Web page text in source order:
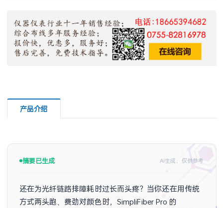
产品介绍
摘要已生成 AI生成，仅供参考
还在为光纤链路排障耗时过长而头疼？当你还在用传统
方式两头跑、费劲对颜色时，SimpliFiber Pro 的